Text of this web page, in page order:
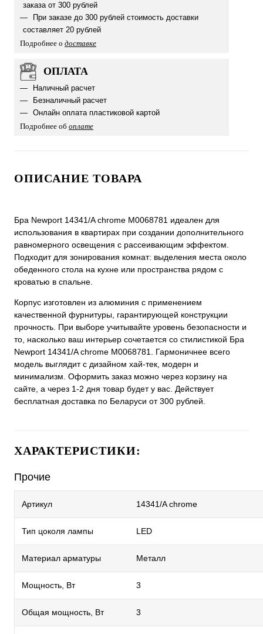
заказа от 300 рублей
При заказе до 300 рублей стоимость доставки
составляет 20 рублей
Подробнее о доставке
ОПЛАТА
Наличный расчет
Безналичный расчет
Онлайн оплата пластиковой картой
Подробнее об оплате
ОПИСАНИЕ ТОВАРА
Бра Newport 14341/A chrome М0068781 идеален для
использования в квартирах при создании дополнительного
равномерного освещения с рассеивающим эффектом.
Подходит для зонирования комнат: выделения места около
обеденного стола на кухне или пространства рядом с
кроватью в спальне.
Корпус изготовлен из алюминия с применением
качественной фурнитуры, гарантирующей конструкции
прочность. При выборе учитывайте уровень безопасности и
то, насколько ваш интерьер сочетается со стилистикой Бра
Newport 14341/A chrome М0068781. Гармоничнее всего
модель выглядит с дизайном хай-тек, модерн и
минимализм. Оформить заказ можно через корзину на
сайте, а через 1-2 дня товар будет у вас. Действует
бесплатная доставка по Беларуси от 300 рублей.
ХАРАКТЕРИСТИКИ:
Прочие
Артикул 14341/A chrome
Тип цоколя лампы LED
Материал арматуры Металл
Мощность, Вт 3
Общая мощность, Вт 3